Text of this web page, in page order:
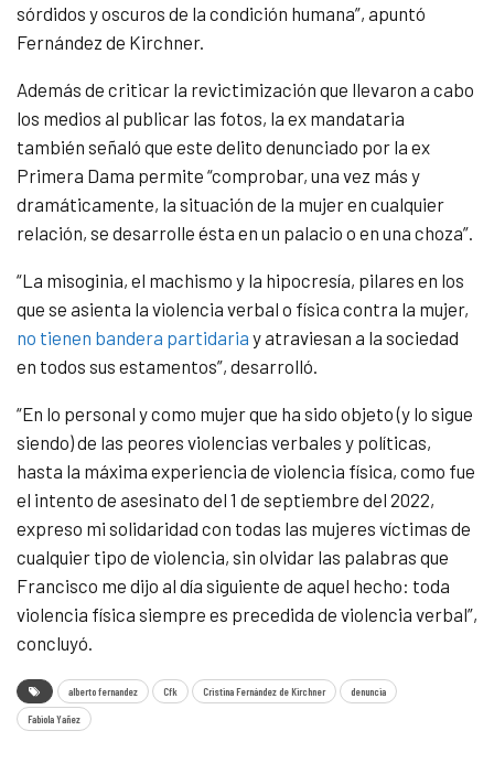
sórdidos y oscuros de la condición humana”, apuntó
Fernández de Kirchner.
Además de criticar la revictimización que llevaron a cabo
los medios al publicar las fotos, la ex mandataria
también señaló que este delito denunciado por la ex
Primera Dama permite “comprobar, una vez más y
dramáticamente, la situación de la mujer en cualquier
relación, se desarrolle ésta en un palacio o en una choza”.
“La misoginia, el machismo y la hipocresía, pilares en los
que se asienta la violencia verbal o física contra la mujer,
no tienen bandera partidaria y atraviesan a la sociedad
en todos sus estamentos”, desarrolló.
“En lo personal y como mujer que ha sido objeto (y lo sigue
siendo) de las peores violencias verbales y políticas,
hasta la máxima experiencia de violencia física, como fue
el intento de asesinato del 1 de septiembre del 2022,
expreso mi solidaridad con todas las mujeres víctimas de
cualquier tipo de violencia, sin olvidar las palabras que
Francisco me dijo al día siguiente de aquel hecho: toda
violencia física siempre es precedida de violencia verbal”,
concluyó.
alberto fernandez Cfk Cristina Fernández de Kirchner denuncia
Fabiola Yañez